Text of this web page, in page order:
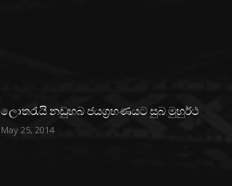
ලොතරැයි නඩුහබ ජයග්‍රහණයට සුබ මුහුර්ථ
May 25, 2014